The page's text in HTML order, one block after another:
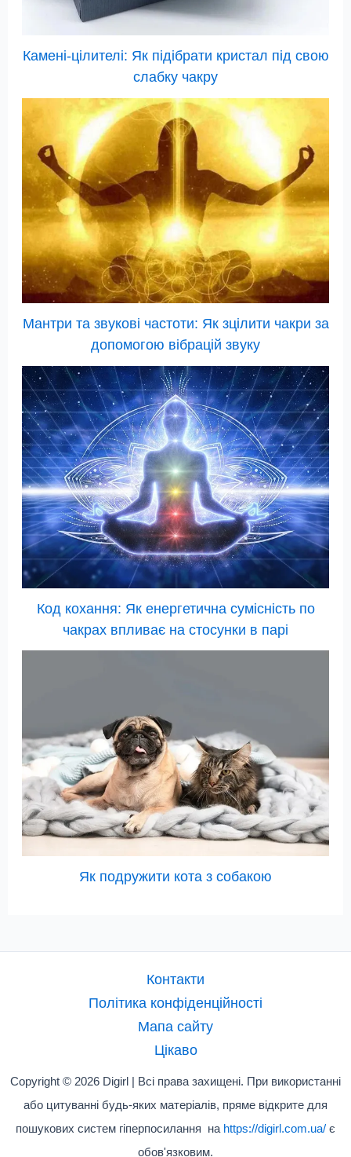
Камені-цілителі: Як підібрати кристал під свою
слабку чакру
Мантри та звукові частоти: Як зцілити чакри за
допомогою вібрацій звуку
Код кохання: Як енергетична сумісність по
чакрах впливає на стосунки в парі
Як подружити кота з собакою
Контакти
Політика конфіденційності
Мапа сайту
Цікаво
Copyright © 2026 Digirl | Всі права захищені. При використанні
або цитуванні будь-яких матеріалів, пряме відкрите для
пошукових систем гіперпосилання на https://digirl.com.ua/ є
обов'язковим.